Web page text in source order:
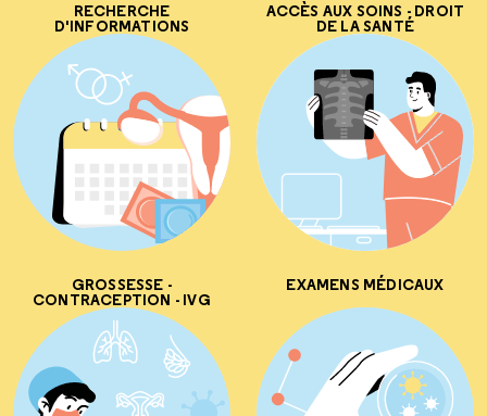
RECHERCHE
D'INFORMATIONS
ACCÈS AUX SOINS - DROIT
DE LA SANTÉ
GROSSESSE -
CONTRACEPTION - IVG
EXAMENS MÉDICAUX